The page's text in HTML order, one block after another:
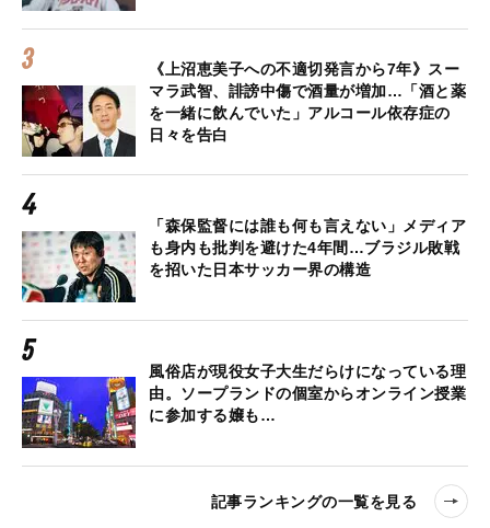
《上沼恵美子への不適切発言から7年》スー
マラ武智、誹謗中傷で酒量が増加…「酒と薬
を一緒に飲んでいた」アルコール依存症の
日々を告白
「森保監督には誰も何も言えない」メディア
も身内も批判を避けた4年間…ブラジル敗戦
を招いた日本サッカー界の構造
風俗店が現役女子大生だらけになっている理
由。ソープランドの個室からオンライン授業
に参加する嬢も…
記事ランキングの一覧を見る